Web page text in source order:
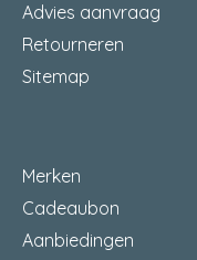
Advies aanvraag
Retourneren
Sitemap
Merken
Cadeaubon
Aanbiedingen